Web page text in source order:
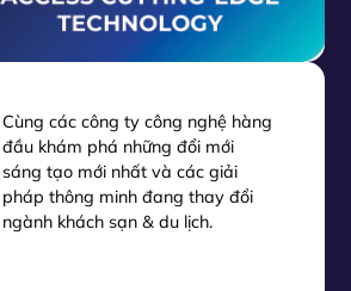
Cùng các công ty công nghệ hàng
đầu khám phá những đổi mới
sáng tạo mới nhất và các giải
pháp thông minh đang thay đổi
ngành khách sạn & du lịch.